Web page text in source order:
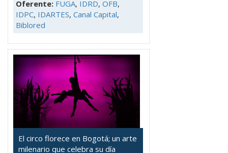
Oferente: FUGA, IDRD, OFB,
IDPC, IDARTES, Canal Capital,
Biblored
El circo florece en Bogotá; un arte
milenario que celebra su día